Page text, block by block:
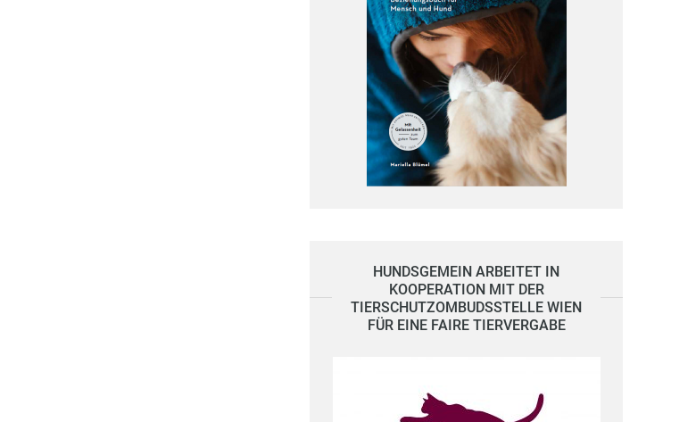
HUNDSGEMEIN ARBEITET IN
KOOPERATION MIT DER
TIERSCHUTZOMBUDSSTELLE WIEN
FÜR EINE FAIRE TIERVERGABE